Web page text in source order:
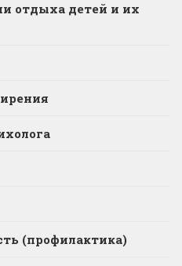
отдыха детей и их
(профилактика)